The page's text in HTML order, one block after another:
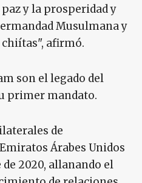
y la prosperidad y
Musulmana y
afirmó.
son el legado del
primer mandato.
de
Árabes Unidos
2020, allanando el